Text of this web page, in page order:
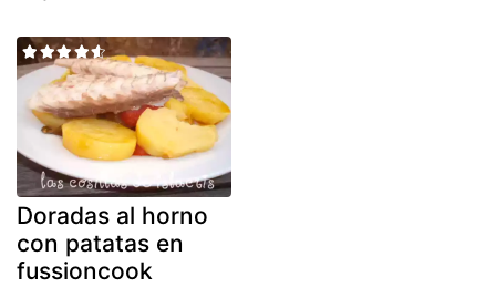
Doradas al horno
con patatas en
fussioncook